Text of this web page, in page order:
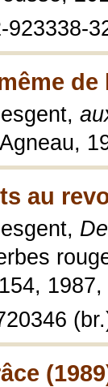
923338-
de
au